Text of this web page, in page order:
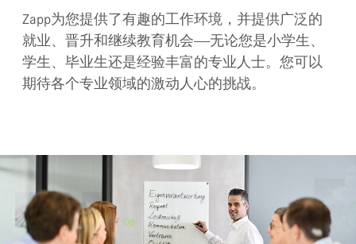
Zapp为您提供了有趣的工作环境，并提供广泛的
就业、晋升和继续教育机会——无论您是小学生、
学生、毕业生还是经验丰富的专业人士。您可以
期待各个专业领域的激动人心的挑战。